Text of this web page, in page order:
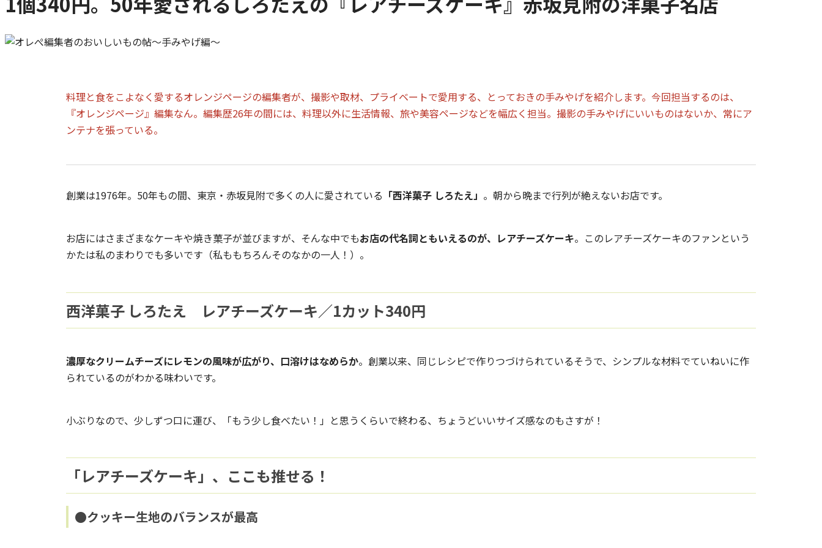
料理と食をこよなく愛するオレンジページの編集者が、撮影や取材、プライベートで愛用する、とっておきの手みやげを紹介します。今回担当するのは、
『オレンジページ』編集なん。編集歴26年の間には、料理以外に生活情報、旅や美容ページなどを幅広く担当。撮影の手みやげにいいものはないか、常にア
ンテナを張っている。
創業は1976年。50年もの間、東京・赤坂見附で多くの人に愛されている 「西洋菓子 しろたえ」 。朝から晩まで行列が絶えないお店です。
お店にはさまざまなケーキや焼き菓子が並びますが、そんな中でもお店の代名詞ともいえるのが、レアチーズケーキ。このレアチーズケーキのファンという
かたは私のまわりでも多いです（私ももちろんそのなかの一人！）。
西洋菓子 しろたえ レアチーズケーキ／1カット340円
濃厚なクリームチーズにレモンの風味が広がり、口溶けはなめらか。創業以来、同じレシピで作りつづけられているそうで、シンプルな材料でていねいに作
られているのがわかる味わいです。
小ぶりなので、少しずつ口に運び、「もう少し食べたい！」と思うくらいで終わる、ちょうどいいサイズ感なのもさすが！
「レアチーズケーキ」、ここも推せる！
●クッキー生地のバランスが最高